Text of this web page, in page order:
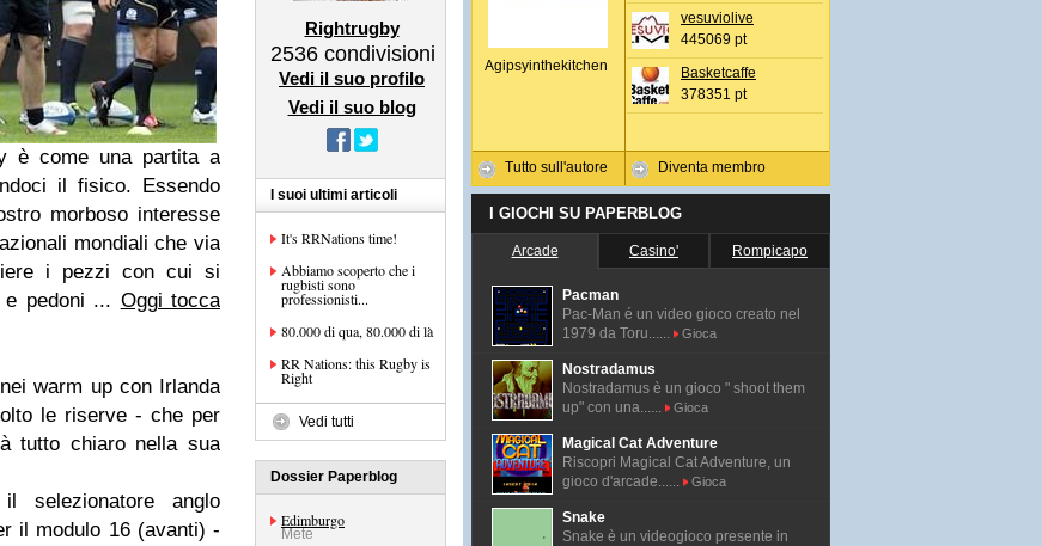
è come una partita a
il fisico. Essendo
morboso interesse
mondiali che via
i pezzi con cui si
pedoni ... Oggi tocca
warm up con Irlanda
le riserve - che per
tutto chiaro nella sua
selezionatore anglo
il modulo 16 (avanti) -
Rightrugby
2536 condivisioni
Vedi il suo profilo
Vedi il suo blog
I suoi ultimi articoli
It's RRNations time!
Abbiamo scoperto che i
rugbisti sono
professionisti...
80.000 di qua, 80.000 di là
RR Nations: this Rugby is
Right
Vedi tutti
Dossier Paperblog
Edimburgo
Mete
Agipsyinthekitchen
Tutto sull'autore
vesuviolive
445069 pt
Basketcaffe
378351 pt
Diventa membro
I GIOCHI SU PAPERBLOG
Arcade Casino' Rompicapo
Pacman
Pac-Man é un video gioco creato nel
1979 da Toru......
Gioca
Nostradamus
Nostradamus è un gioco " shoot them
up" con una......
Gioca
Magical Cat Adventure
Riscopri Magical Cat Adventure, un
gioco d'arcade......
Gioca
Snake
Snake è un videogioco presente in